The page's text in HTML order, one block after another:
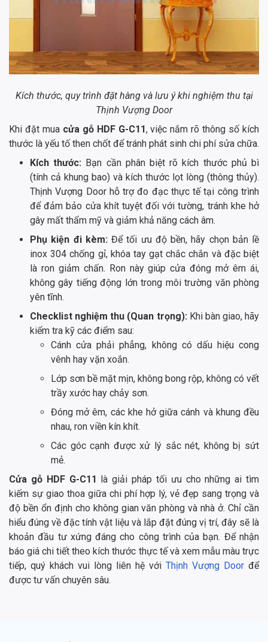
Kích thước, quy trình đặt hàng và lưu ý khi nghiệm thu tại
Thịnh Vượng Door
Khi đặt mua cửa gỗ HDF G-C11, việc nắm rõ thông số kích
thước là yếu tố then chốt để tránh phát sinh chi phí sửa chữa.
Kích thước: Bạn cần phân biệt rõ kích thước phủ bì
(tính cả khung bao) và kích thước lọt lòng (thông thủy).
Thịnh Vượng Door hỗ trợ đo đạc thực tế tại công trình
để đảm bảo cửa khít tuyệt đối với tường, tránh khe hở
gây mất thẩm mỹ và giảm khả năng cách âm.
Phụ kiện đi kèm:Để tối ưu độ bền, hãy chọn bản lề
inox 304 chống gỉ, khóa tay gạt chắc chắn và đặc biệt
là ron giảm chấn. Ron này giúp cửa đóng mở êm ái,
không gây tiếng động lớn trong môi trường văn phòng
yên tĩnh.
Checklist nghiệm thu (Quan trọng): Khi bàn giao, hãy
kiểm tra kỹ các điểm sau:
Cánh cửa phải phẳng, không có dấu hiệu cong
vênh hay vặn xoắn.
Lớp sơn bề mặt mịn, không bong rộp, không có vết
trầy xước hay chảy sơn.
Đóng mở êm, các khe hở giữa cánh và khung đều
nhau, ron viền kín khít.
Các góc cạnh được xử lý sắc nét, không bị sứt
mẻ.
Cửa gỗ HDF G-C11
là giải pháp tối ưu cho những ai tìm
kiếm sự giao thoa giữa chi phí hợp lý, vẻ đẹp sang trọng và
độ bền ổn định cho không gian văn phòng và nhà ở. Chỉ cần
hiểu đúng về đặc tính vật liệu và lắp đặt đúng vị trí, đây sẽ là
khoản đầu tư xứng đáng cho công trình của bạn. Để nhận
báo giá chi tiết theo kích thước thực tế và xem mẫu màu trực
tiếp, quý khách vui lòng liên hệ với Thịnh Vượng Door để
được tư vấn chuyên sâu.